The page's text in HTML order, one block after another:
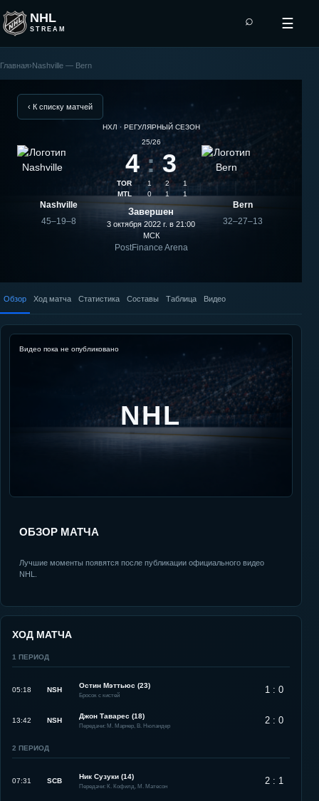
NHL
STREAM
⌕ ☰
Bern
результат
Главная›Nashville — Bern
‹ К списку матчей
Nashville
45–19–8
НХЛ · РЕГУЛЯРНЫЙ СЕЗОН
25/26
4 : 3
TOR 1 2
1
MTL
0 1 1
Завершен
3 октября 2022 г. в 21:00
МСК
PostFinance Arena
Bern
32–27–13
Обзор Ход матча Статистика Составы Таблица Видео
Видео пока не опубликовано
NHL
ОБЗОР МАТЧА
Лучшие моменты появятся после публикации официального видео
NHL.
ХОД МАТЧА
1 ПЕРИОД
05:18 NSH
Остин Мэттьюс (23)
Бросок с кистей 1 : 0
13:42 NSH
Джон Таварес (18)
Передачи: М. Марнер, В. Нюландер 2 : 0
2 ПЕРИОД
07:31 SCB
Ник Сузуки (14)
Передачи: К. Кофилд, М. Матесон 2 : 1